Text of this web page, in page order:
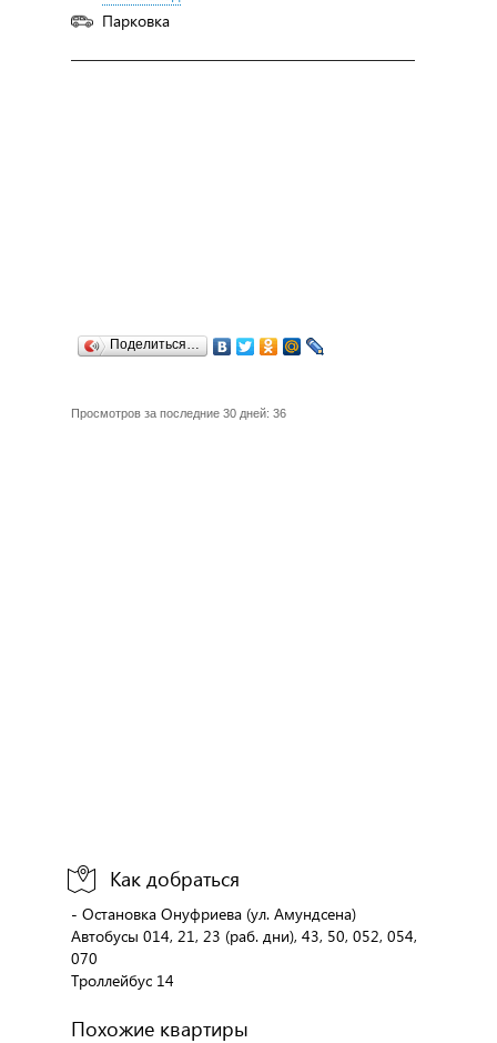
Парковка
Поделиться…
Просмотров за последние 30 дней: 36
Как добраться
- Остановка Онуфриева (ул. Амундсена)
Автобусы 014, 21, 23 (раб. дни), 43, 50, 052, 054,
070
Троллейбус 14
Похожие квартиры